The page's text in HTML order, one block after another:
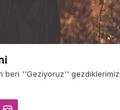
beri ''Geziyoruz''